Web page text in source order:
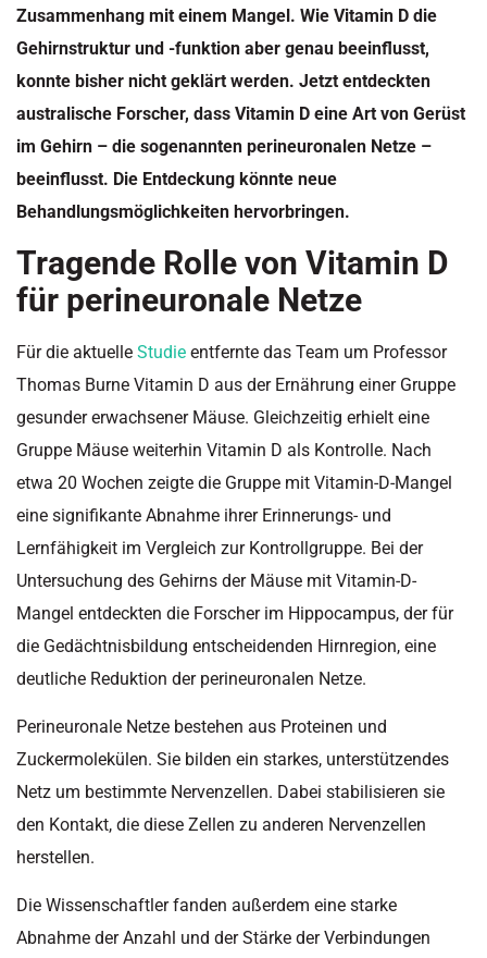
Zusammenhang mit einem Mangel. Wie Vitamin D die
Gehirnstruktur und -funktion aber genau beeinflusst,
konnte bisher nicht geklärt werden. Jetzt entdeckten
australische Forscher, dass Vitamin D eine Art von Gerüst
im Gehirn – die sogenannten perineuronalen Netze –
beeinflusst. Die Entdeckung könnte neue
Behandlungsmöglichkeiten hervorbringen.
Tragende Rolle von Vitamin D
für perineuronale Netze
Für die aktuelle Studie entfernte das Team um Professor
Thomas Burne Vitamin D aus der Ernährung einer Gruppe
gesunder erwachsener Mäuse. Gleichzeitig erhielt eine
Gruppe Mäuse weiterhin Vitamin D als Kontrolle. Nach
etwa 20 Wochen zeigte die Gruppe mit Vitamin-D-Mangel
eine signifikante Abnahme ihrer Erinnerungs- und
Lernfähigkeit im Vergleich zur Kontrollgruppe. Bei der
Untersuchung des Gehirns der Mäuse mit Vitamin-D-
Mangel entdeckten die Forscher im Hippocampus, der für
die Gedächtnisbildung entscheidenden Hirnregion, eine
deutliche Reduktion der perineuronalen Netze.
Perineuronale Netze bestehen aus Proteinen und
Zuckermolekülen. Sie bilden ein starkes, unterstützendes
Netz um bestimmte Nervenzellen. Dabei stabilisieren sie
den Kontakt, die diese Zellen zu anderen Nervenzellen
herstellen.
Die Wissenschaftler fanden außerdem eine starke
Abnahme der Anzahl und der Stärke der Verbindungen